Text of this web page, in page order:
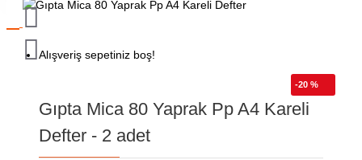
Alışveriş sepetiniz boş!
-20 %
Gıpta Mica 80 Yaprak Pp A4 Kareli
Defter - 2 adet